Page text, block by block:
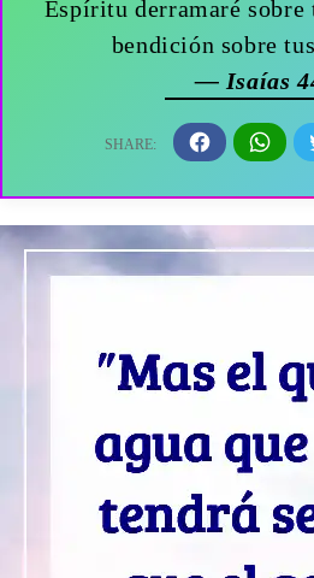
Espíritu derramaré sobre
bendición sobre
— Isaías